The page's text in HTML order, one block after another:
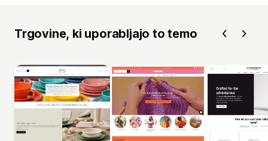
Trgovine, ki uporabljajo to temo